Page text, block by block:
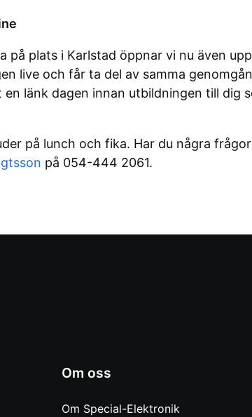
på plats i Karlstad öppnar vi nu även
live och får ta del av samma
länk dagen innan utbildningen till dig
på lunch och fika. Har du några
på 054-444 2061.
Om oss
Om Special-Elektronik